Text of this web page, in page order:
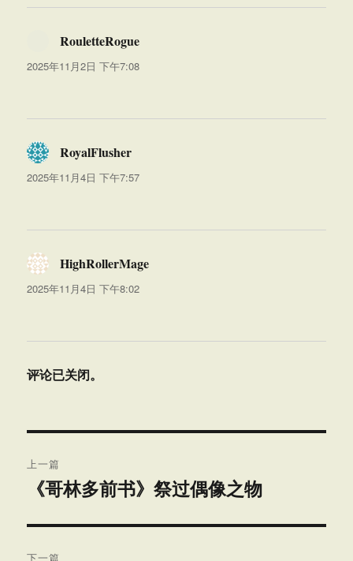
RouletteRogue
2025年11月2日 下午7:08
RoyalFlusher
道：
2025年11月4日 下午7:57
HighRollerMage
2025年11月4日 下午8:02
评论已关闭。
章
航
上一篇
上
文
章：
《哥林多前书》祭过偶像之物
下一篇